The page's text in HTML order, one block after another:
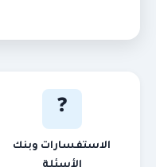
❓
الاستفسارات وبنك